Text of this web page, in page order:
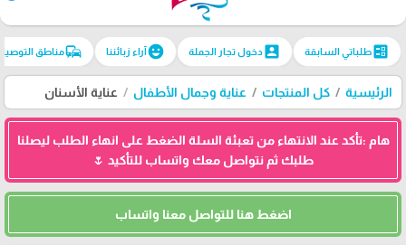
ballotطلباتي السابقة account_boxدخول تجار الجملة emoji_emotionsآراء زبائننا commuteمناطق
الرئيسية كل المنتجات عناية وجمال الأطفال عناية الأسنان
هام :تأكد عند الانتهاء من تعبئة السلة الضغط على انهاء الطلب ليصلنا
طلبك ثم نتواصل معك واتساب للتأكيد 🌷
اضغط هنا للتواصل معنا واتساب